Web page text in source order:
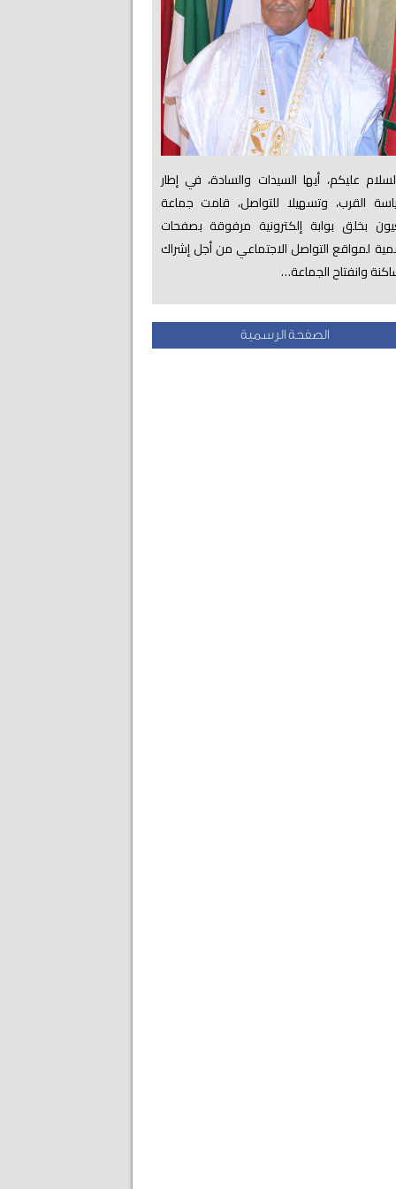
عليكم، أيها السيدات والسادة، في إطار
القرب، وتسهيلا للتواصل، قامت جماعة
بخلق بوابة إلكترونية مرفوقة بصفحات
لمواقع التواصل الاجتماعي من أجل إشراك
وانفتاح الجماعة…
الصفحة الرسمية